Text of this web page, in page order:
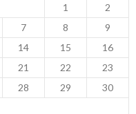
1
2
7 8
9
14 15
16
21 22
23
28 29
30